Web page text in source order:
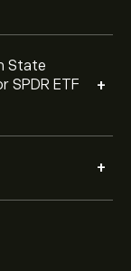
State
SPDR ETF
+
+